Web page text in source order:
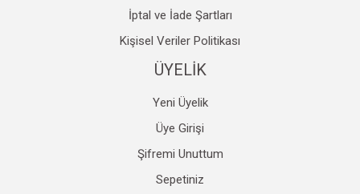
İptal ve İade Şartları
Kişisel Veriler Politikası
ÜYELİK
Yeni Üyelik
Üye Girişi
Şifremi Unuttum
Sepetiniz